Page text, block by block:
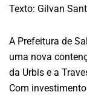
Texto: Gilvan
A Prefeitura de
uma nova
da Urbis e a
Com